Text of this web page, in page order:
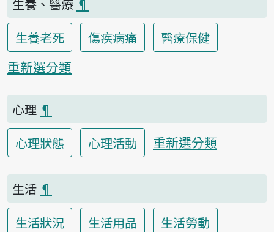
生養老死
傷疾病痛
醫療保健
重新選分類
心理 ¶
心理狀態
心理活動 重新選分類
生活 ¶
生活狀況
生活用品
生活勞動